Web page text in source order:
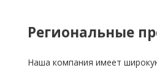
Региональные
Наша компания имеет